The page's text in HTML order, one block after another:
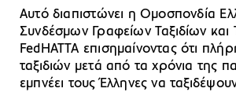
Αυτό διαπιστώνει η Ομοσπονδία
Συνδέσμων Γραφείων Ταξιδίων και
FedHATTA επισημαίνοντας ότι
ταξιδιών μετά από τα χρόνια της
εμπνέει τους Έλληνες να